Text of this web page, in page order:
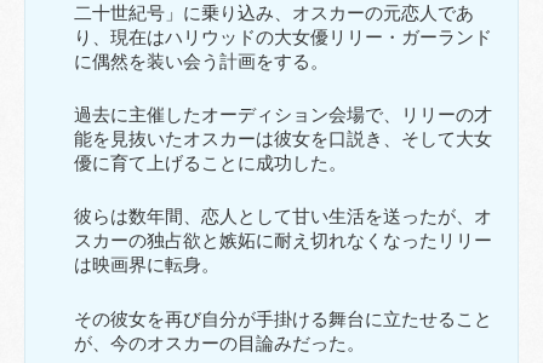
二十世紀号」に乗り込み、オスカーの元恋人であ
り、現在はハリウッドの大女優リリー・ガーランド
に偶然を装い会う計画をする。
過去に主催したオーディション会場で、リリーの才
能を見抜いたオスカーは彼女を口説き、そして大女
優に育て上げることに成功した。
彼らは数年間、恋人として甘い生活を送ったが、オ
スカーの独占欲と嫉妬に耐え切れなくなったリリー
は映画界に転身。
その彼女を再び自分が手掛ける舞台に立たせること
が、今のオスカーの目論みだった。